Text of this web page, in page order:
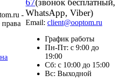
-
67(звонок бесплатный,
WhatsApp, Viber)
Email: client@ooptom.ru
График работы
Пн-Пт: с 9:00 до
19:00
Сб: с 10:00 до 15:00
Вс: Выходной